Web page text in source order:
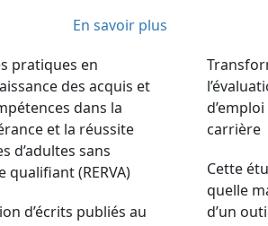
En savoir plus
pratiques en
des acquis et
dans la
et la réussite
d’adultes sans
qualifiant (RERVA)
d’écrits publiés au
carrière
Cette
quelle
d’un